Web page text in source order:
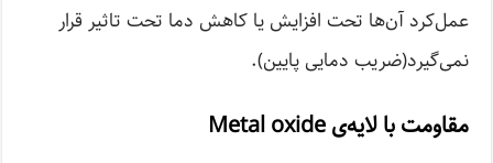
عمل‌کرد آن‌ها تحت افزایش یا کاهش دما تحت‌ تاثیر قرار
نمی‌گیرد(ضریب دمایی پایین).
مقاومت‌ با لایه‌ی Metal oxide